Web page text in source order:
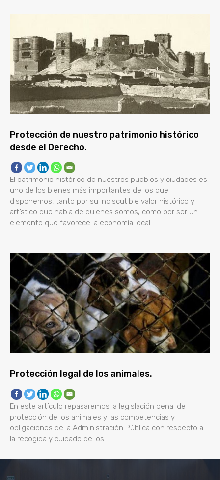
Protección de nuestro patrimonio histórico
desde el Derecho.
El patrimonio histórico de nuestros pueblos y ciudades es
uno de los bienes más importantes de los que
disponemos, tanto por su indiscutible valor histórico y
artístico que habla de quienes somos, como por ser un
elemento que favorece la economía local.
Protección legal de los animales.
En este artículo repasaremos la legislación penal de
protección de los animales y las competencias y
obligaciones de la Administración Pública con respecto a
la recogida y cuidado de los